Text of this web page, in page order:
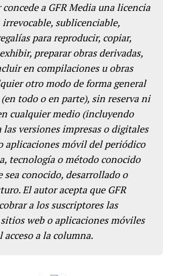
a GFR Media una licencia
sublicenciable,
para reproducir, copiar,
preparar obras derivadas,
en compilaciones u obras
otro modo de forma general
todo o en parte), sin reserva ni
cualquier medio (incluyendo
versiones impresas o digitales
aplicaciones móvil del periódico
tecnología o método conocido
sea conocido, desarrollado o
El autor acepta que GFR
a los suscriptores las
web o aplicaciones móviles
acceso a la columna.